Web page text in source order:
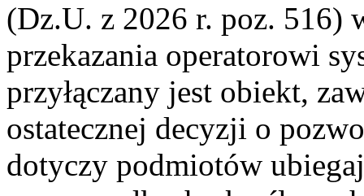
(Dz.U. z 2026 r. poz. 516)
przekazania operatorowi
przyłączany jest obiekt,
ostatecznej decyzji o
dotyczy podmiotów